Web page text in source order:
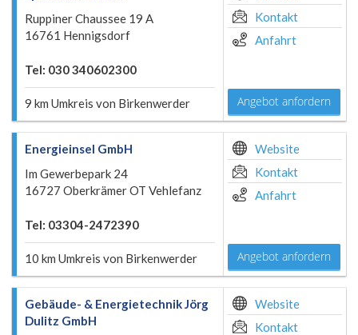
Ruppiner Chaussee 19 A
16761 Hennigsdorf
Tel: 030 340602300
9 km Umkreis von Birkenwerder
Kontakt
Anfahrt
Angebot anfordern
Energieinsel GmbH
Im Gewerbepark 24
16727 Oberkrämer OT Vehlefanz
Tel: 03304-2472390
10 km Umkreis von Birkenwerder
Website
Kontakt
Anfahrt
Angebot anfordern
Gebäude- & Energietechnik Jörg
Dulitz GmbH
Website
Kontakt